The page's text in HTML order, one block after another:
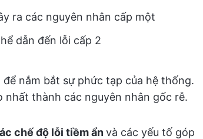
ra các nguyên nhân cấp một
dẫn đến lỗi cấp 2
nắm bắt sự phức tạp của hệ thống.
nhất thành các nguyên nhân gốc rễ.
chế độ lỗi tiềm ẩnvà các yếu tố góp